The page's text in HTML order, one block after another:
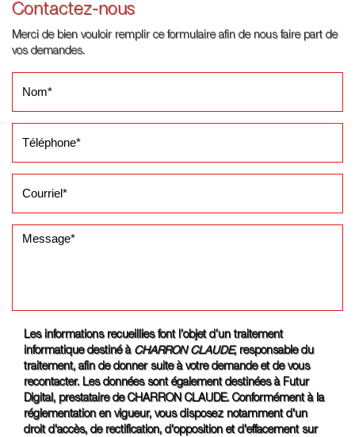
Contactez-nous
Merci de bien vouloir remplir ce formulaire afin de nous faire part de
vos demandes.
Les informations recueillies font l’objet d’un traitement
informatique destiné à
CHARRON CLAUDE, responsable du
traitement, afin de donner suite à votre demande et de vous
recontacter. Les données sont également destinées à Futur
Digital, prestataire de CHARRON CLAUDE. Conformément à la
réglementation en vigueur, vous disposez notamment d'un
droit d'accès, de rectification, d'opposition et d'effacement sur